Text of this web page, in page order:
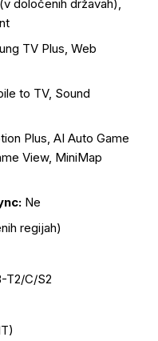
določenih državah),
TV Plus, Web
to TV, Sound
Plus, AI Auto Game
View, MiniMap
Ne
regijah)
T2/C/S2